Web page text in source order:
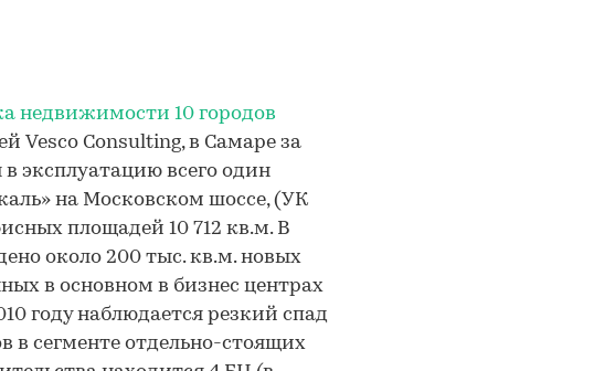
недвижимости 10 городов
Vesco Consulting, в Самаре за
в эксплуатацию всего один
на Московском шоссе, (УК
площадей 10 712 кв.м. В
около 200 тыс. кв.м. новых
в основном в бизнес центрах
году наблюдается резкий спад
в сегменте отдельно-стоящих